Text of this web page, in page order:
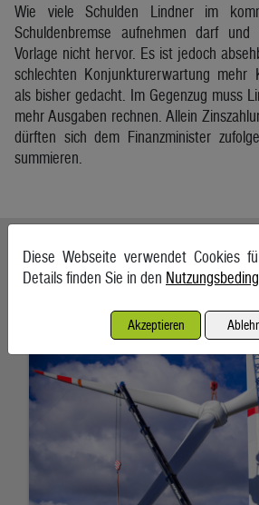
Wie viele Schulden Lindner im
Schuldenbremse aufnehmen darf
Vorlage nicht hervor. Es ist jedoch
schlechten Konjunkturerwartung mehr
als bisher gedacht. Im Gegenzug muss
mehr Ausgaben rechnen. Allein
dürften sich dem Finanzminister
summieren.
Ähnliche Artikel weiterlesen
Nordex erhält Großauftrag in der Türkei
6. August 2026, Hamburg
Diese Webseite verwendet Cookies
Details finden Sie in den
Akzeptieren